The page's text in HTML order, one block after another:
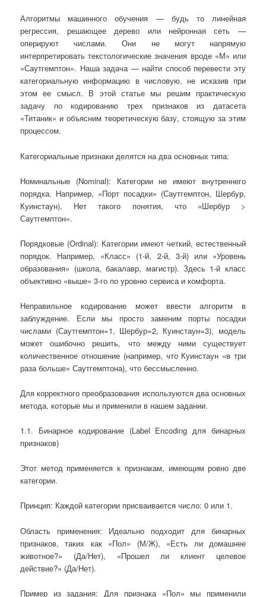
Алгоритмы машинного обучения — будь то линейная
регрессия, решающее дерево или нейронная сеть —
оперируют числами. Они не могут напрямую
интерпретировать текстологические значения вроде «М» или
«Саутгемптон». Наша задача — найти способ перевести эту
категориальную информацию в числовую, не исказив при
этом ее смысл. В этой статье мы решим практическую
задачу по кодированию трех признаков из датасета
«Титаник» и объясним теоретическую базу, стоящую за этим
процессом.
Категориальные признаки делятся на два основных типа:
Номинальные (Nominal): Категории не имеют внутреннего
порядка. Например, «Порт посадки» (Саутгемптон, Шербур,
Куинстаун). Нет такого понятия, что «Шербур >
Саутгемптон».
Порядковые (Ordinal): Категории имеют четкий, естественный
порядок. Например, «Класс» (1-й, 2-й, 3-й) или «Уровень
образования» (школа, бакалавр, магистр). Здесь 1-й класс
объективно «выше» 3-го по уровню сервиса и комфорта.
Неправильное кодирование может ввести алгоритм в
заблуждение. Если мы просто заменим порты посадки
числами (Саутгемптон=1, Шербур=2, Куинстаун=3), модель
может ошибочно решить, что между ними существует
количественное отношение (например, что Куинстаун «в три
раза больше» Саутгемптона), что бессмысленно.
Для корректного преобразования используются два основных
метода, которые мы и применили в нашем задании.
1.1. Бинарное кодирование (Label Encoding для бинарных
признаков)
Этот метод применяется к признакам, имеющим ровно две
категории.
Принцип: Каждой категории присваивается число: 0 или 1.
Область применения: Идеально подходит для бинарных
признаков, таких как «Пол» (М/Ж), «Есть ли домашнее
животное?» (Да/Нет), «Прошел ли клиент целевое
действие?» (Да/Нет).
Пример из задания: Для признака «Пол» мы применили